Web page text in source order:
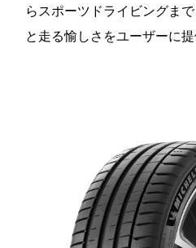
らスポーツドライビングま
と走る愉しさをユーザーに提